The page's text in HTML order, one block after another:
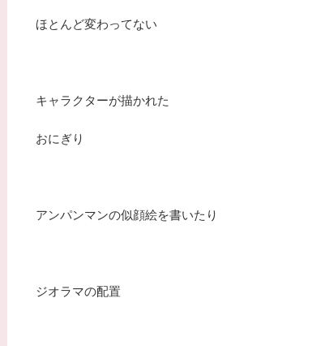
ほとんど変わってない
キャラクターが描かれた
おにぎり
アンパンマンの似顔絵を書いたり
ジオラマの配置